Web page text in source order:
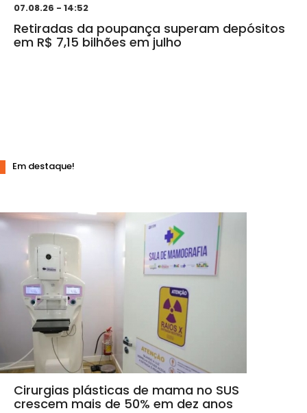
07.08.26 - 14:52
Retiradas da poupança superam depósitos
em R$ 7,15 bilhões em julho
Em destaque!
Cirurgias plásticas de mama no SUS
crescem mais de 50% em dez anos